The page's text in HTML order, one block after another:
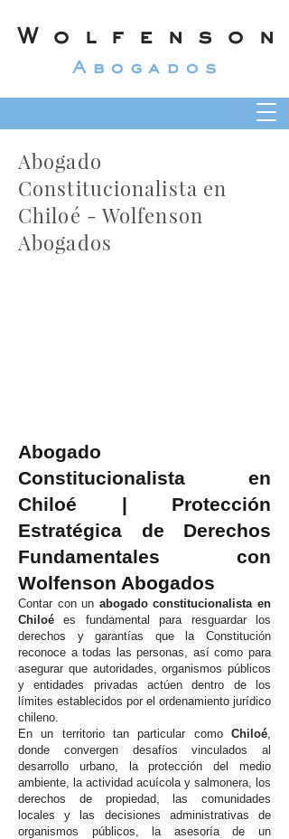
Wolfenson
Abogados
Abogado
Constitucionalista en
Chiloé - Wolfenson
Abogados
Abogado
Constitucionalista en
Chiloé | Protección
Estratégica de Derechos
Fundamentales con
Wolfenson Abogados
Contar con un abogado constitucionalista en
Chiloé es fundamental para resguardar los
derechos y garantías que la Constitución
reconoce a todas las personas, así como para
asegurar que autoridades, organismos públicos
y entidades privadas actúen dentro de los
límites establecidos por el ordenamiento jurídico
chileno.
En un territorio tan particular como Chiloé,
donde convergen desafíos vinculados al
desarrollo urbano, la protección del medio
ambiente, la actividad acuícola y salmonera, los
derechos de propiedad, las comunidades
locales y las decisiones administrativas de
organismos públicos, la asesoría de un